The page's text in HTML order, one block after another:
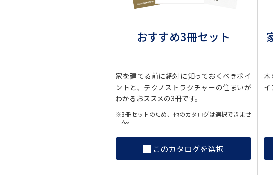
おすすめ3冊セット
家を建てる前に絶対に知っておくべきポイ
ントと、テクノストラクチャーの住まいが
わかるおススメの3冊です。
※3冊セットのため、他のカタログは選択できませ
ん。
このカタログを選択
木
イ